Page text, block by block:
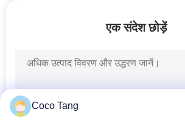
एक संदेश छोड़ें
Coco Tang